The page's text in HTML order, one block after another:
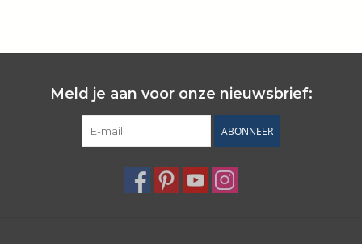
Meld je aan voor onze nieuwsbrief:
ABONNEER